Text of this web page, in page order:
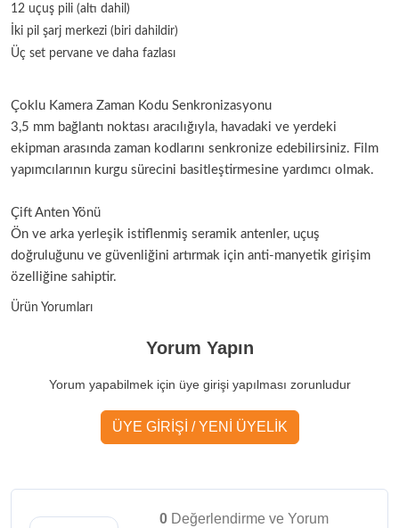
12 uçuş pili (altı dahil)
İki pil şarj merkezi (biri dahildir)
Üç set pervane ve daha fazlası
Çoklu Kamera Zaman Kodu Senkronizasyonu
3,5 mm bağlantı noktası aracılığıyla, havadaki ve yerdeki
ekipman arasında zaman kodlarını senkronize edebilirsiniz. Film
yapımcılarının kurgu sürecini basitleştirmesine yardımcı olmak.
Çift Anten Yönü
Ön ve arka yerleşik istiflenmiş seramik antenler, uçuş
doğruluğunu ve güvenliğini artırmak için anti-manyetik girişim
özelliğine sahiptir.
Ürün Yorumları
Yorum Yapın
Yorum yapabilmek için üye girişi yapılması zorunludur
ÜYE GİRİŞİ / YENİ ÜYELİK
0 Değerlendirme ve Yorum